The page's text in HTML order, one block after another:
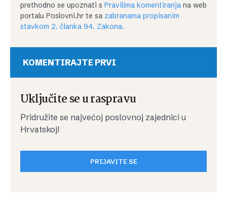
prethodno se upoznati s Pravilima komentiranja na web
portalu Poslovni.hr te sa zabranama propisanim
stavkom 2. članka 94. Zakona.
KOMENTIRAJTE PRVI
Uključite se u raspravu
Pridružite se najvećoj poslovnoj zajednici u
Hrvatskoj!
PRIJAVITE SE